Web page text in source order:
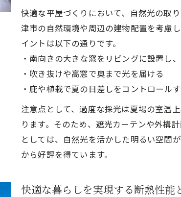
快適な平屋づくりにおいて、自然光の取
津市の自然環境や周辺の建物配置を考慮
イントは以下の通りです。
・南向きの大きな窓をリビングに設置し
・吹き抜けや高窓で奥まで光を届ける
・庇や植栽で夏の日差しをコントロール
注意点として、過度な採光は夏場の室温
ります。そのため、遮光カーテンや外構
としては、自然光を活かした明るい空間
から好評を得ています。
快適な暮らしを実現する断熱性能